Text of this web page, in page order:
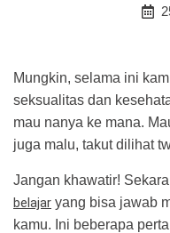
Mungkin, selama ini
seksualitas dan
mau nanya ke mana.
juga malu, takut dilihat
Jangan khawatir!
belajar yang bisa jawab
kamu. Ini beberapa